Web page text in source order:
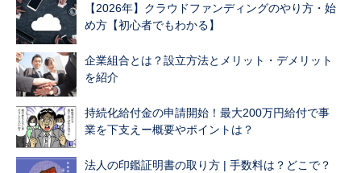
【2026年】クラウドファンディングのやり方・始
め方【初心者でもわかる】
企業組合とは？設立方法とメリット・デメリット
を紹介
持続化給付金の申請開始！最大200万円給付で事
業を下支えー概要やポイントは？
法人の印鑑証明書の取り方 | 手数料は？どこで？